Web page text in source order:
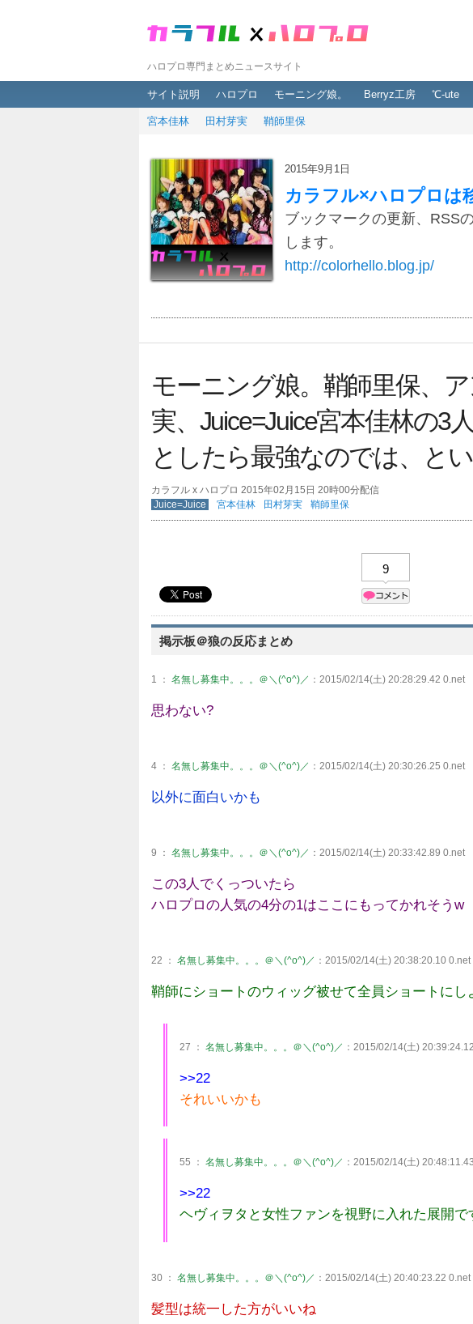
ハロプロ専門まとめニュースサイト
サイト説明 ハロプロ モーニング娘。 Berryz工房 ℃-ute
宮本佳林 田村芽実 鞘師里保
2015年9月1日
カラフル×ハロプロは
ブックマークの更新、RSS
します。
http://colorhello.blog.jp/
モーニング娘。鞘師里保、
実、Juice=Juice宮本佳林の3
としたら最強なのでは、と
カラフル x ハロプロ 2015年02月15日 20時00分配信
Juice=Juice
宮本佳林 田村芽実 鞘師里保
9
掲示板＠狼の反応まとめ
1 ： 名無し募集中。。。＠＼(^o^)／ ：2015/02/14(土) 20:28:29.42 0.net
思わない?
4 ： 名無し募集中。。。＠＼(^o^)／ ：2015/02/14(土) 20:30:26.25 0.net
以外に面白いかも
9 ： 名無し募集中。。。＠＼(^o^)／ ：2015/02/14(土) 20:33:42.89 0.net
この3人でくっついたら
ハロプロの人気の4分の1はここにもってかれそうw
22 ： 名無し募集中。。。＠＼(^o^)／ ：2015/02/14(土) 20:38:20.10 0.net
鞘師にショートのウィッグ被せて全員ショートにし
27 ： 名無し募集中。。。＠＼(^o^)／ ：2015/02/14(土)
>>22
それいいかも
55 ： 名無し募集中。。。＠＼(^o^)／ ：2015/02/14(土)
>>22
ヘヴィヲタと女性ファンを視野に入れた展開で
30 ： 名無し募集中。。。＠＼(^o^)／ ：2015/02/14(土) 20:40:23.22 0.net
髪型は統一した方がいいね